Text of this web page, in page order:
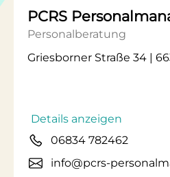
PCRS
Personalberatung
Griesborner Straße 34 |
Details anzeigen
06834 782462
info@pcrs-